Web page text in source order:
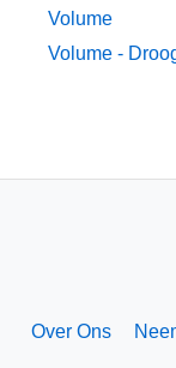
Volume
Volume -
Over Ons